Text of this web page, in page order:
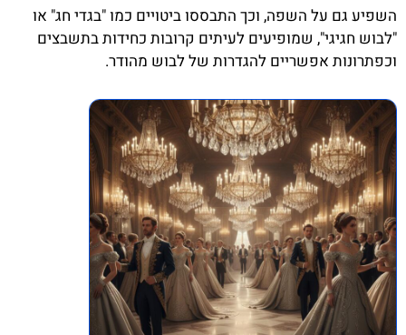
השפיע גם על השפה, וכך התבססו ביטויים כמו "בגדי חג" או
"לבוש חגיגי", שמופיעים לעיתים קרובות כחידות בתשבצים
וכפתרונות אפשריים להגדרות של לבוש מהודר.